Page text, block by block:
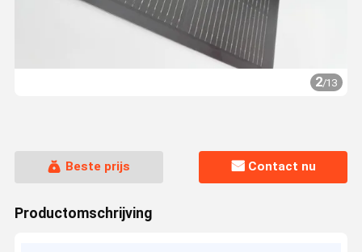
2/13
Beste prijs Contact nu
Productomschrijving